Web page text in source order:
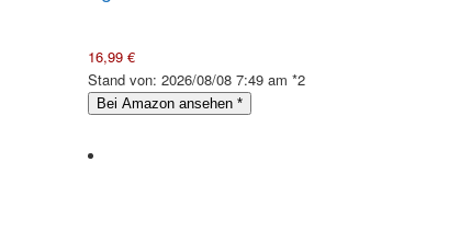
16,99 €
Stand von: 2026/08/08 7:49 am *2
Bei Amazon ansehen *